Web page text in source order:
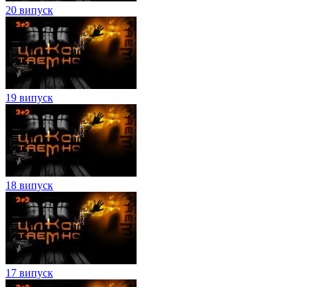
20 випуск
19 випуск
18 випуск
17 випуск